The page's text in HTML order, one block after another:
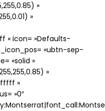
»
»
» icon= »Defaults-
»ubtn-sep-
»solid »
»
»
»0″